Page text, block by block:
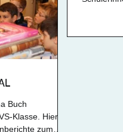
Buch
Hier
zum